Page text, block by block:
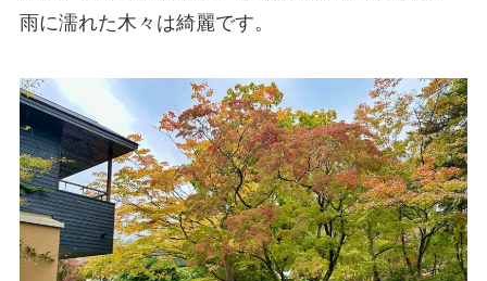
雨に濡れた木々は綺麗です。